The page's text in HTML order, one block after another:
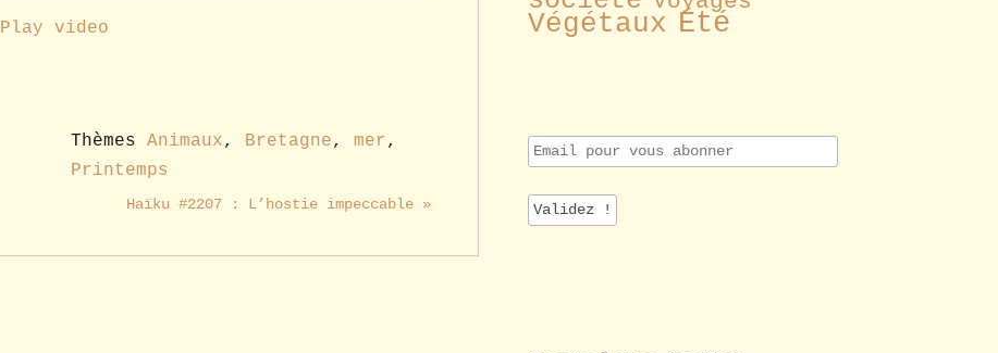
Play video
Thèmes Animaux, Bretagne, mer ,
Printemps
Haïku #2207 : L’hostie impeccable »
Végétaux Été
E
m
i
l